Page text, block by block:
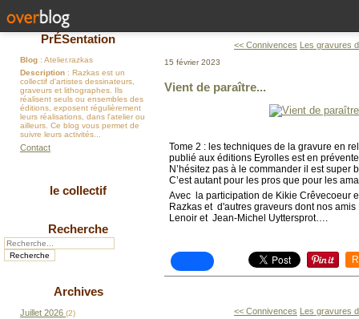
PrÉSentation
Blog : Atelier.razkas
Description : Razkas est un
collectif d'artistes dessinateurs,
graveurs et lithographes. Ils
réalisent seuls ou ensembles des
éditions, exposent régulièrement
leurs réalisations, dans l'atelier ou
ailleurs. Ce blog vous permet de
suivre leurs activités...
Contact
le collectif
Recherche
Archives
Juillet 2026 (2)
<< Connivences Les gravures
15 février 2023
Vient de paraître...
Tome 2 : les techniques de la gravure en
publié aux éditions Eyrolles est en
N’hésitez pas à le commander il est super
C’est autant pour les pros que pour les
Avec la participation de Kikie Crêvecoeur
Razkas et d'autres graveurs dont nos
Lenoir et Jean-Michel Uyttersprot….
<< Connivences Les gravures